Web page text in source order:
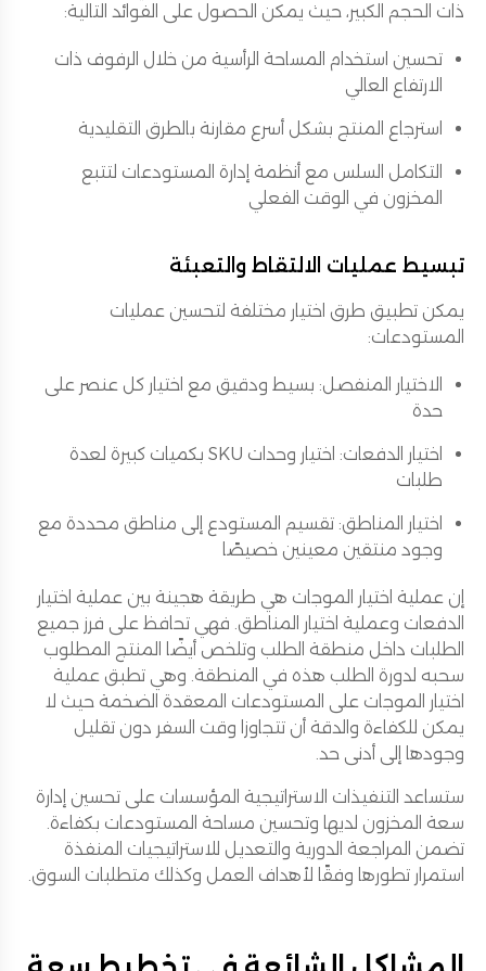
ذات الحجم الكبير، حيث يمكن الحصول على الفوائد التالية:
تحسين استخدام المساحة الرأسية من خلال الرفوف ذات
الارتفاع العالي
استرجاع المنتج بشكل أسرع مقارنة بالطرق التقليدية
التكامل السلس مع أنظمة إدارة المستودعات لتتبع
المخزون في الوقت الفعلي
تبسيط عمليات الالتقاط والتعبئة
يمكن تطبيق طرق اختيار مختلفة لتحسين عمليات
المستودعات:
الاختيار المنفصل: بسيط ودقيق مع اختيار كل عنصر على
حدة
اختيار الدفعات: اختيار وحدات SKU بكميات كبيرة لعدة
طلبات
اختيار المناطق: تقسيم المستودع إلى مناطق محددة مع
وجود منتقين معينين خصيصًا
إن عملية اختيار الموجات هي طريقة هجينة بين عملية اختيار
الدفعات وعملية اختيار المناطق. فهي تحافظ على فرز جميع
الطلبات داخل منطقة الطلب وتلخص أيضًا المنتج المطلوب
سحبه لدورة الطلب هذه في المنطقة. وهي تطبق عملية
اختيار الموجات على المستودعات المعقدة الضخمة حيث لا
يمكن للكفاءة والدقة أن تتجاوزا وقت السفر دون تقليل
وجودها إلى أدنى حد.
ستساعد التنفيذات الاستراتيجية المؤسسات على تحسين إدارة
سعة المخزون لديها وتحسين مساحة المستودعات بكفاءة.
تضمن المراجعة الدورية والتعديل للاستراتيجيات المنفذة
استمرار تطورها وفقًا لأهداف العمل وكذلك متطلبات السوق.